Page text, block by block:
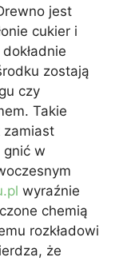
jest
cukier i
zostają
czy
Takie
zamiast
gnić w
wyraźnie
chemią
rozkładowi
że